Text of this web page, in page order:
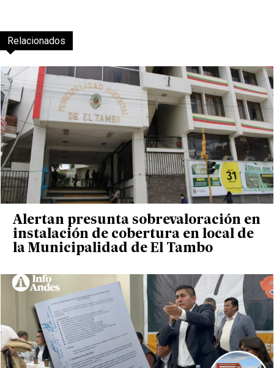
Relacionados
Alertan presunta sobrevaloración en
instalación de cobertura en local de
la Municipalidad de El Tambo